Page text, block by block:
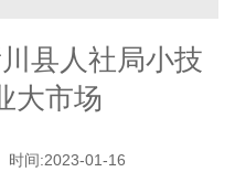
县人社局小技
大市场
时间:2023-01-16